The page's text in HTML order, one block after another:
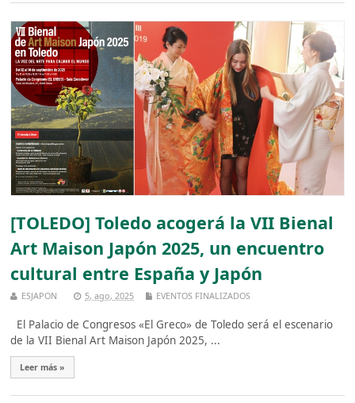
[TOLEDO] Toledo acogerá la VII Bienal
Art Maison Japón 2025, un encuentro
cultural entre España y Japón
ESJAPON 5, ago, 2025 EVENTOS FINALIZADOS
El Palacio de Congresos «El Greco» de Toledo será el escenario
de la VII Bienal Art Maison Japón 2025, ...
Leer más »